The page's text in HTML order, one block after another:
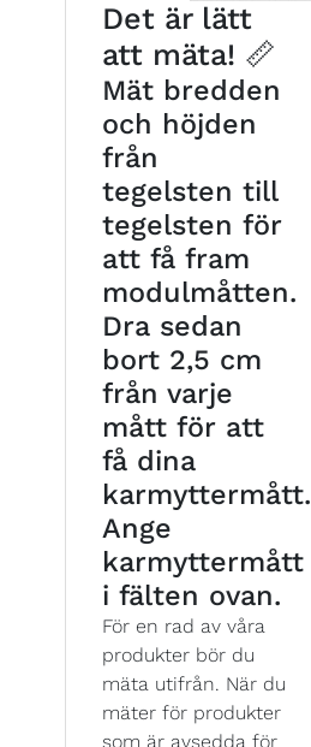
Det är lätt
att mäta! 📏
Mät bredden
och höjden
från
tegelsten till
tegelsten för
att få fram
modulmåtten.
Dra sedan
bort 2,5 cm
från varje
mått för att
få dina
karmyttermått.
Ange
karmyttermått
i fälten ovan.
För en rad av våra
produkter bör du
mäta utifrån. När du
mäter för produkter
som är avsedda för